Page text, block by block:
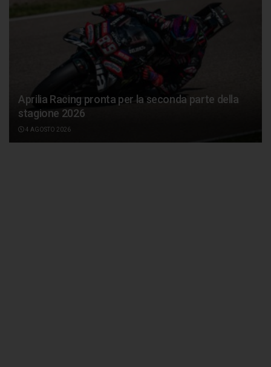
Aprilia Racing pronta per la seconda parte della
stagione 2026
4 AGOSTO 2026